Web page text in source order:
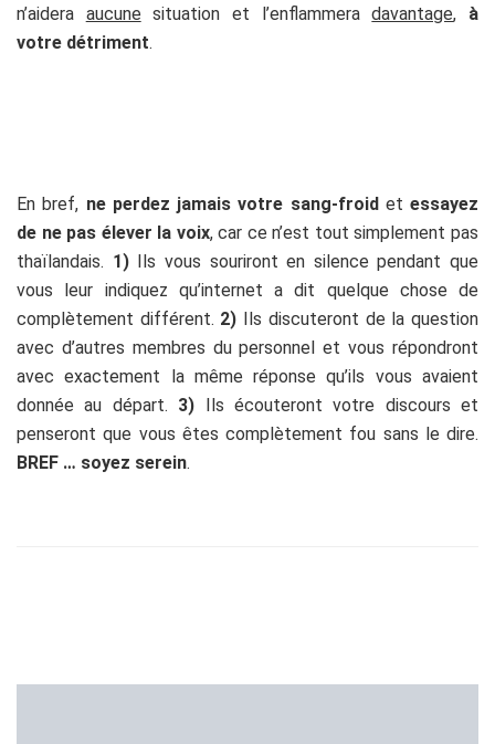
n’aidera aucune situation et l’enflammeradavantage, à
votre détriment.
En bref, ne perdez jamais votre sang-froidet essayez
de ne pas élever la voix, car ce n’est tout simplement pas
thaïlandais. 1)Ils vous souriront en silence pendant que
vous leur indiquez qu’internet a dit quelque chose de
complètement différent. 2) Ils discuteront de la question
avec d’autres membres du personnel et vous répondront
avec exactement la même réponse qu’ils vous avaient
donnée au départ. 3) Ils écouteront votre discours et
penseront que vous êtes complètement fou sans le dire.
BREF … soyez serein.